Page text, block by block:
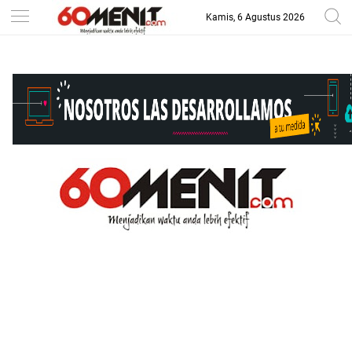
--> Kamis, 6 Agustus 2026